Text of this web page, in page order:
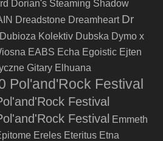
Dorian's Steaming Shadow
Dreadstone Dreamheart Dr
Dubioza Kolektiv Dubska Dymo x
EABS Echa Egoistic Ejten
Gitary Elhuana
Pol'and'Rock Festival
Festival
Festival Emmeth
Ereles Eteritus Etna